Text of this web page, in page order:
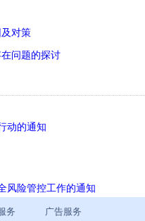
对策
问题的探讨
动的通知
风险管控工作的通知
务 广告服务